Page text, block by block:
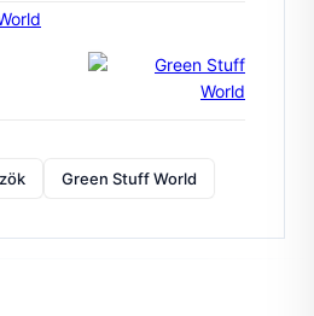
Green Stuff World